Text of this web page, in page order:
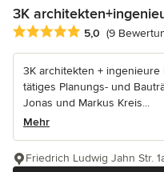
3K
Durchschnittliche
5,0 (9
3K architekten +
tätiges Planungs- und
Jonas und Markus Kreis...
Mehr
Friedrich Ludwig Jahn Str.